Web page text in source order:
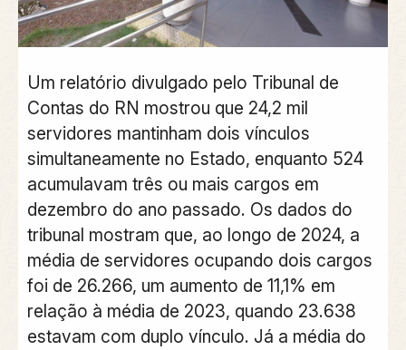
Um relatório divulgado pelo Tribunal de
Contas do RN mostrou que 24,2 mil
servidores mantinham dois vínculos
simultaneamente no Estado, enquanto 524
acumulavam três ou mais cargos em
dezembro do ano passado. Os dados do
tribunal mostram que, ao longo de 2024, a
média de servidores ocupando dois cargos
foi de 26.266, um aumento de 11,1% em
relação à média de 2023, quando 23.638
estavam com duplo vínculo. Já a média do